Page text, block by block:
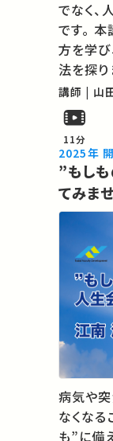
でなく
です。
方を学
法を探り
講師 | 山
11分
2025年
”もし
てみま
病気や
なくなる
も”に備